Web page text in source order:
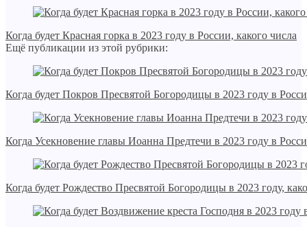
Когда будет Красная горка в 2023 году в России, какого числа
Ещё публикации из этой рубрики:
Когда будет Покров Пресвятой Богородицы в 2023 году в
Когда Усекновение главы Иоанна Предтечи в 2023 году в
Когда будет Рождество Пресвятой Богородицы в 2023 году,